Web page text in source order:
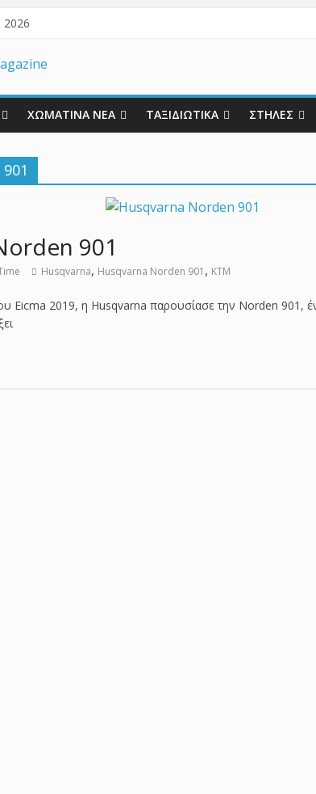
ΧΩΜΑΤΙΝΑ ΝΕΑ ΤΑΞΙΔΙΩΤΙΚΑ ΣΤΗΛΕΣ
901
Husqvarna, Husqvarna Norden 901 , KTM
Eicma 2019, η Husqvarna παρουσίασε την Norden 901,